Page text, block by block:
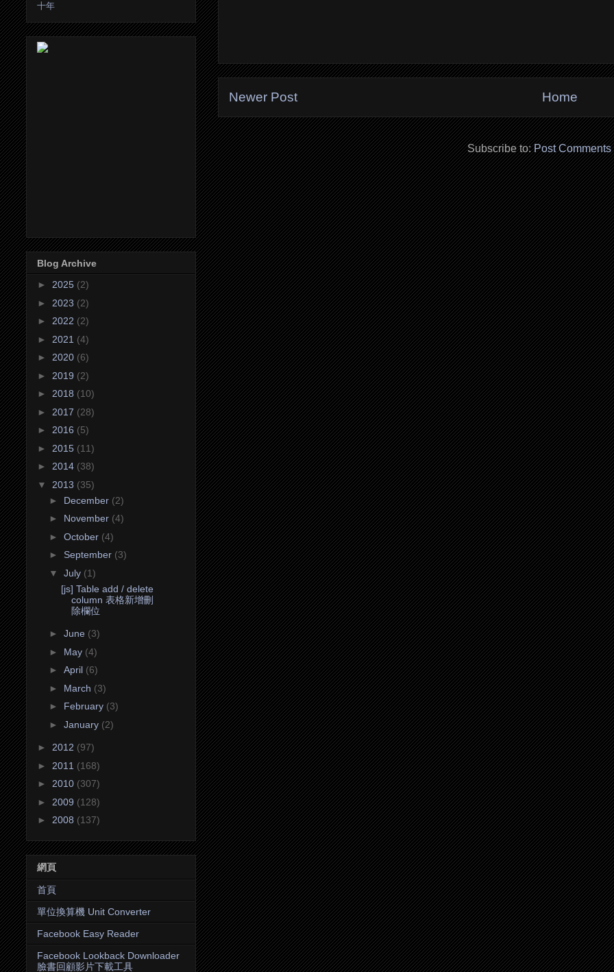
Newer Post Home
Subscribe to:Post Comments
十年
Blog Archive
► 2025 (2)
► 2023 (2)
► 2022 (2)
► 2021 (4)
► 2020 (6)
► 2019 (2)
► 2018 (10)
► 2017 (28)
► 2016 (5)
► 2015 (11)
► 2014 (38)
▼ 2013 (35)
► December (2)
► November (4)
► October (4)
► September (3)
▼ July (1)
[js] Table add / delete
column 表格新增刪
除欄位
► June (3)
► May (4)
► April (6)
► March (3)
► February (3)
► January (2)
► 2012 (97)
► 2011 (168)
► 2010 (307)
► 2009 (128)
► 2008 (137)
網頁
首頁
單位換算機 Unit Converter
Facebook Easy Reader
Facebook Lookback Downloader
臉書回顧影片下載工具